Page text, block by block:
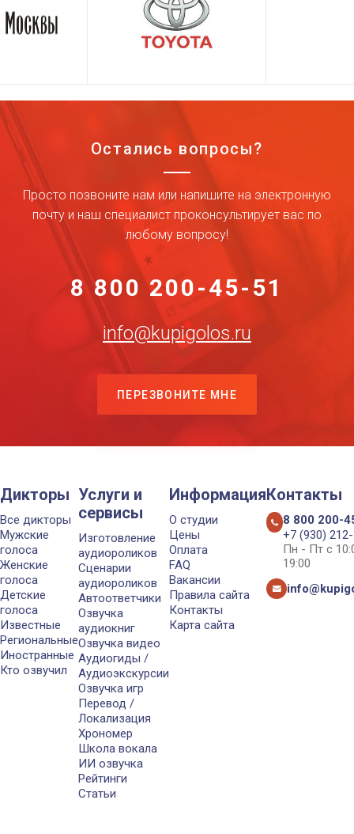
Остались вопросы?
Просто позвоните нам или напишите на электронную
почту и наш специалист проконсультирует вас по
любому вопросу!
8 800 200-45-51
info@kupigolos.ru
ПЕРЕЗВОНИТЕ МНЕ
Дикторы
Все дикторы
Мужские
голоса
Женские
голоса
Детские
голоса
Известные
Региональные
Иностранные
Кто озвучил
Услуги и
сервисы
Изготовление
аудиороликов
Сценарии
аудиороликов
Автоответчики
Озвучка
аудиокниг
Озвучка видео
Аудиогиды /
Аудиоэкскурсии
Озвучка игр
Перевод /
Локализация
Хрономер
Школа вокала
ИИ озвучка
Рейтинги
Статьи
Информация
О студии
Цены
Оплата
FAQ
Вакансии
Правила сайта
Контакты
Карта сайта
Контакты
8 800 200-
+7 (930)
Пн - Пт с
19:00